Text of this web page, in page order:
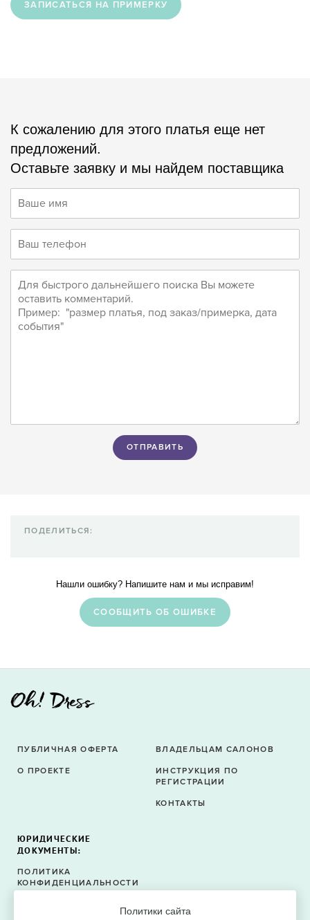
ЗАПИСАТЬСЯ НА ПРИМЕРКУ
К сожалению для этого платья еще нет
предложений.
Оставьте заявку и мы найдем поставщика
Нашли ошибку? Напишите нам и мы исправим!
CООБЩИТЬ ОБ ОШИБКЕ
ПОДЕЛИТЬСЯ:
Политики сайта
ПУБЛИЧНАЯ ОФЕРТА
О ПРОЕКТЕ
ВЛАДЕЛЬЦАМ САЛОНОВ
ИНСТРУКЦИЯ ПО
РЕГИСТРАЦИИ
КОНТАКТЫ
ЮРИДИЧЕСКИЕ
ДОКУМЕНТЫ:
ПОЛИТИКА
КОНФИДЕНЦИАЛЬНОСТИ